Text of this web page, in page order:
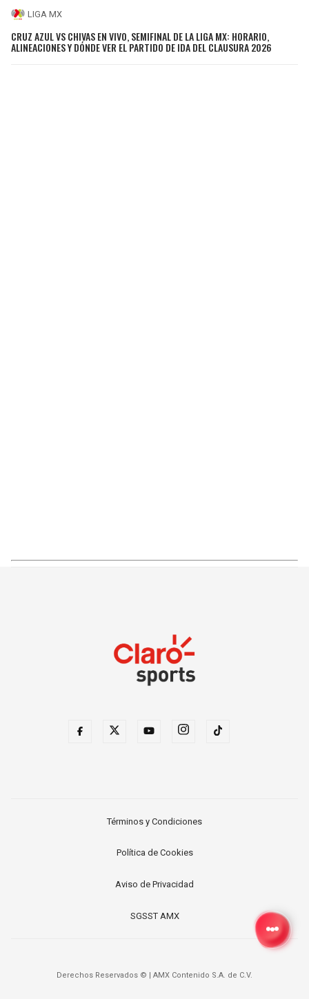
LIGA MX
CRUZ AZUL VS CHIVAS EN VIVO, SEMIFINAL DE LA LIGA MX: HORARIO,
ALINEACIONES Y DÓNDE VER EL PARTIDO DE IDA DEL CLAUSURA 2026
Términos y Condiciones
Política de Cookies
Aviso de Privacidad
SGSST AMX
Derechos Reservados © | AMX Contenido S.A. de C.V.